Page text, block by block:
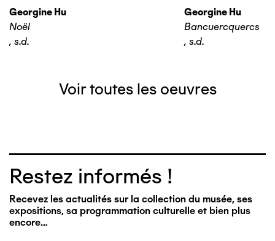
Georgine Hu
Noël
, s.d.
Georgine Hu
Bancuercquercs
, s.d.
Voir toutes les oeuvres
Restez informés !
Recevez les actualités sur la collection du musée, ses
expositions, sa programmation culturelle et bien plus
encore…